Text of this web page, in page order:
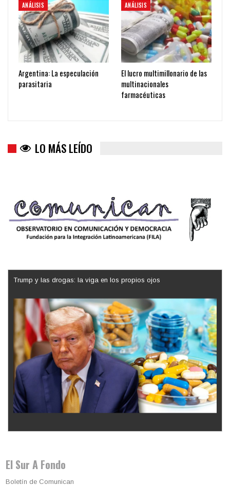
ANÁLISIS
Argentina: La especulación
parasitaria
ANÁLISIS
El lucro multimillonario de las
multinacionales
farmacéuticas
LO MÁS LEÍDO
Trump y las drogas: la viga en los propios ojos
El Sur A Fondo
Boletín de Comunican